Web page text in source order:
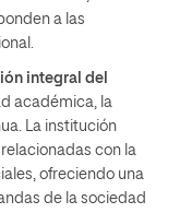
a las
integral del
académica, la
La institución
con la
ofreciendo una
de la sociedad